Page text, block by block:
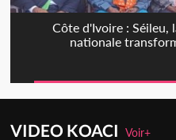
Côte d'Ivoire : Séileu,
nationale
VIDEO KOACIVoir+